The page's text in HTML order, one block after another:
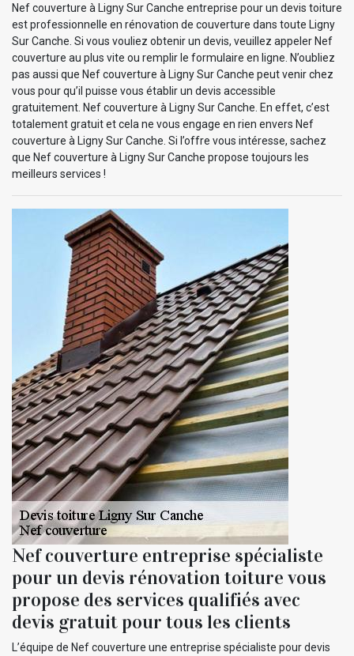
Nef couverture à Ligny Sur Canche entreprise pour un devis toiture
est professionnelle en rénovation de couverture dans toute Ligny
Sur Canche. Si vous vouliez obtenir un devis, veuillez appeler Nef
couverture au plus vite ou remplir le formulaire en ligne. N’oubliez
pas aussi que Nef couverture à Ligny Sur Canche peut venir chez
vous pour qu’il puisse vous établir un devis accessible
gratuitement. Nef couverture à Ligny Sur Canche. En effet, c’est
totalement gratuit et cela ne vous engage en rien envers Nef
couverture à Ligny Sur Canche. Si l’offre vous intéresse, sachez
que Nef couverture à Ligny Sur Canche propose toujours les
meilleurs services !
Nef couverture entreprise spécialiste
pour un devis rénovation toiture vous
propose des services qualifiés avec
devis gratuit pour tous les clients
L’équipe de Nef couverture une entreprise spécialiste pour devis